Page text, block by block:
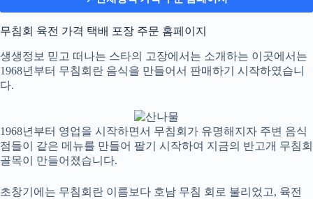
무침회 육전 가격 택배 포장 주문 홈페이지
생생정보 믿고 떠나는 스타의 고장에서는 소개하는 이곳에서는
1968년부터 무침회란 음식을 만들어서 판매하기 시작하였습니
다.
1968년부터 영업을 시작하면서 무침회가 유명해지자 주변 음식
점들이 같은 메뉴를 만들어 팔기 시작하여 지금의 반고개 무침회
골목이 만들어졌습니다.
초창기에는 무침회란 이름보다 호남 무침 회로 불리었고, 육전